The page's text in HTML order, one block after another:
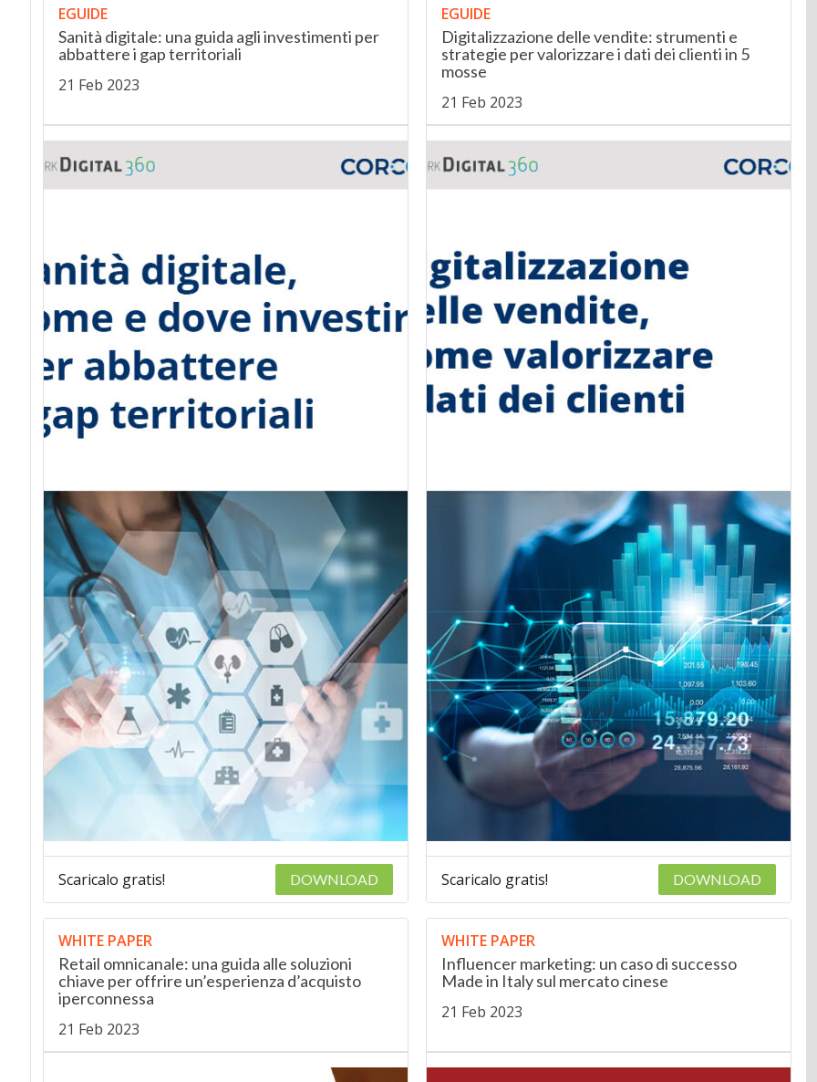
EGUIDE
Sanità digitale: una guida agli investimenti per
abbattere i gap territoriali
21 Feb 2023
Scaricalo gratis! DOWNLOAD
EGUIDE
Digitalizzazione delle vendite: strumenti e
strategie per valorizzare i dati dei clienti in 5
mosse
21 Feb 2023
Scaricalo gratis! DOWNLOAD
WHITE PAPER
Retail omnicanale: una guida alle soluzioni
chiave per offrire un’esperienza d’acquisto
iperconnessa
21 Feb 2023
WHITE PAPER
Influencer marketing: un caso di successo
Made in Italy sul mercato cinese
21 Feb 2023